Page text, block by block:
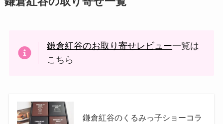
鎌倉紅谷のお取り寄せレビュー一覧は
こちら
鎌倉紅谷のくるみっ子ショーコラ